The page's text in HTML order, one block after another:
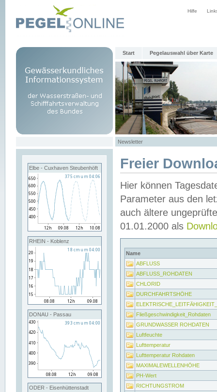
Hilfe
Start Pegelauswahl über Karte
Newsletter
Elbe - Cuxhaven Steubenhöft
RHEIN - Koblenz
DONAU - Passau
ODER - Eisenhüttenstadt
Freier
Hier können
Parameter aus den
auch ältere
01.01.2000 als
Name
ABFLUSS
ABFLUSS_ROHDATEN
CHLORID
DURCHFAHRTSHÖHE
Fließgeschwindigkeit_Rohdaten
GRUNDWASSER ROHDATEN
Luftfeuchte
Lufttemperatur
Lufttemperatur Rohdaten
MAXIMALEWELLENHÖHE
PH-Wert
RICHTUNGSTROM